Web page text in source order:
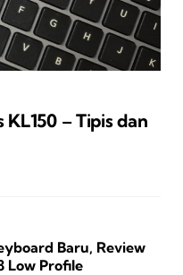
– Tipis dan
Baru, Review
Low Profile